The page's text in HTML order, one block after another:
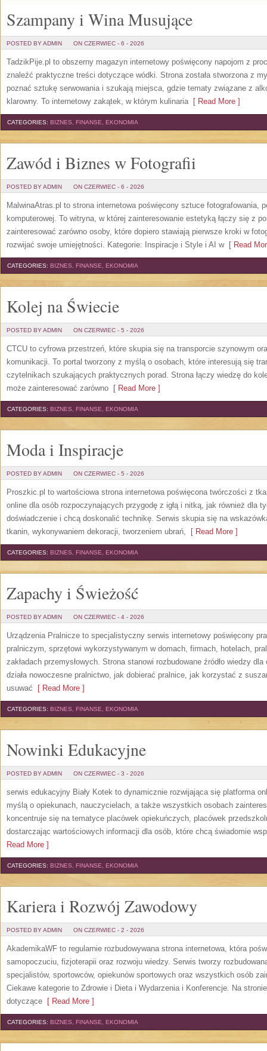
Szampany i Wina Musujące
POSTED BY ADMIN ON CZERWIEC - 6 - 2026
TadzikPije.pl to obszerny magazyn internetowy poświęcony napojom z
znaleźć praktyczne treści dotyczące wódki. Strona została stworzona z
poznać sztukę serwowania i szukają miejsca, gdzie tematy związane z
klarowny. To internetowy zakątek, w którym kulinaria[ Read More ]
CATEGORIES: BIZNES, FINANSE, EKONOMIA
Zawód i Biznes w Fotografii
POSTED BY ADMIN ON CZERWIEC - 6 - 2026
MalwinaAtras.pl to strona internetowa poświęcony sztuce fotografowania,
komputerowej. To witryna, w której zainteresowanie estetyką łączy się z
zainteresować zarówno osoby, które dopiero stawiają pierwsze kroki w
rozwijać swoje umiejętności. Kategorie: Inspiracje i Style i AI w[ Read
CATEGORIES: BIZNES, FINANSE, EKONOMIA
Kolej na Świecie
POSTED BY ADMIN ON CZERWIEC - 5 - 2026
CTCU to cyfrowa przestrzeń, które skupia się na transporcie szynowym
komunikacji. To portal tworzony z myślą o osobach, które interesują się
czytelnikach szukających praktycznych porad. Strona łączy wiedzę do
może zainteresować zarówno [ Read More ]
CATEGORIES: BIZNES, FINANSE, EKONOMIA
Moda i Inspiracje
POSTED BY ADMIN ON CZERWIEC - 5 - 2026
Proszkic.pl to wartościowa strona internetowa poświęcona twórczości z
online dla osób rozpoczynających przygodę z igłą i nitką, jak również dla
doświadczenie i chcą doskonalić technikę. Serwis skupia się na
tkanin, wykonywaniem dekoracji, tworzeniem ubrań, [ Read More ]
CATEGORIES: BIZNES, FINANSE, EKONOMIA
Zapachy i Świeżość
POSTED BY ADMIN ON CZERWIEC - 4 - 2026
Urządzenia Pralnicze to specjalistyczny serwis internetowy poświęcony
pralniczym, sprzętowi wykorzystywanym w domach, firmach, hotelach,
zakładach przemysłowych. Strona stanowi rozbudowane źródło wiedzy
działa nowoczesne pralnictwo, jak dobierać pralnice, jak korzystać z
usuwać [ Read More ]
CATEGORIES: BIZNES, FINANSE, EKONOMIA
Nowinki Edukacyjne
POSTED BY ADMIN ON CZERWIEC - 3 - 2026
serwis edukacyjny Biały Kotek to dynamicznie rozwijająca się platforma
myślą o opiekunach, nauczycielach, a także wszystkich osobach
koncentruje się na tematyce placówek opiekuńczych, placówek
dostarczając wartościowych informacji dla osób, które chcą świadomie
Read More ]
CATEGORIES: BIZNES, FINANSE, EKONOMIA
Kariera i Rozwój Zawodowy
POSTED BY ADMIN ON CZERWIEC - 2 - 2026
AkademikaWF to regularnie rozbudowywana strona internetowa, która
samopoczuciu, fizjoterapii oraz rozwoju wiedzy. Serwis tworzy
specjalistów, sportowców, opiekunów sportowych oraz wszystkich osób
Ciekawe kategorie to Zdrowie i Dieta i Wydarzenia i Konferencje. Na
dotyczące [ Read More ]
CATEGORIES: BIZNES, FINANSE, EKONOMIA